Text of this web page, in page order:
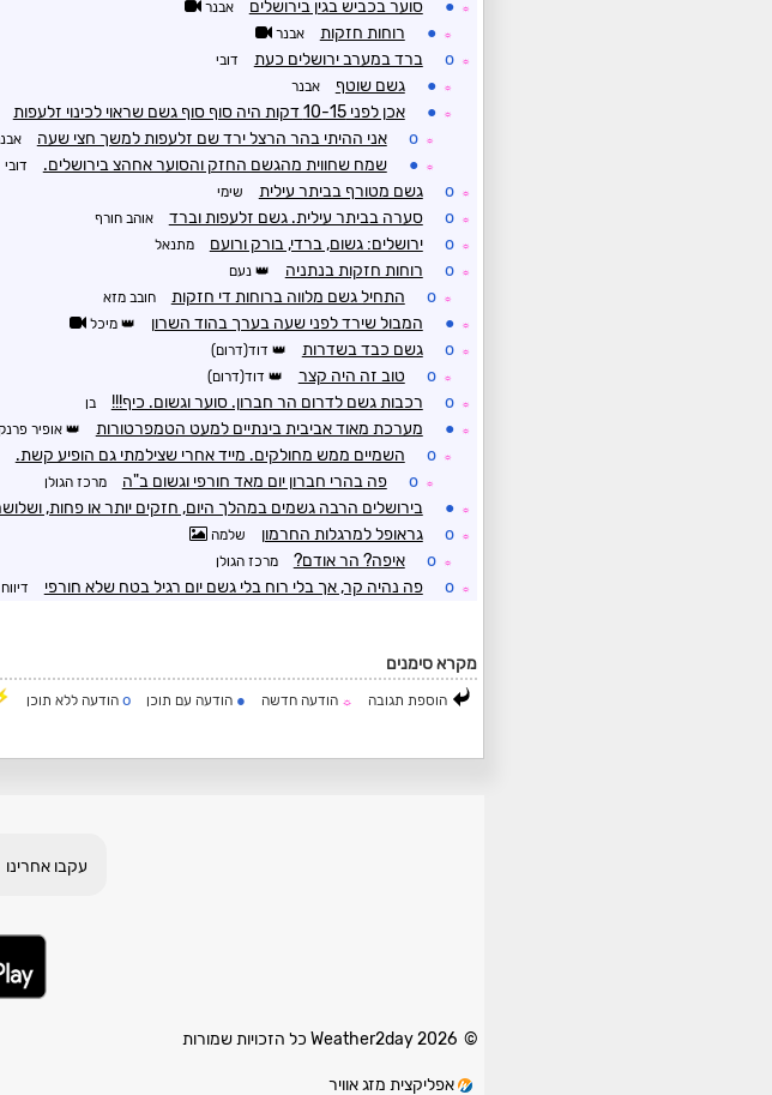
☼
● סוער בכביש בגין בירושלים אבנר
☼
● רוחות חזקות אבנר
☼
o ברד במערב ירושלים כעת דובי
☼
● גשם שוטף אבנר
☼
● אכן לפני 10-15 דקות היה סוף סוף גשם שראוי לכינוי זלעפות
☼
o אני ההיתי בהר הרצל ירד שם זלעפות למשך חצי שעה
☼
● שמח שחווית מהגשם החזק והסוער אחהצ בירושלים. דובי
☼
o גשם מטורף בביתר עילית שימי
☼
o סערה בביתר עילית. גשם זלעפות וברד אוהב חורף
☼
o ירושלים: גשום, ברדי, בורק ורועם מתנאל
☼
o רוחות חזקות בנתניה נעם
☼
o התחיל גשם מלווה ברוחות די חזקות חובב מזא
☼
● המבול שירד לפני שעה בערך בהוד השרון מיכל
☼
o גשם כבד בשדרות דוד(דרום)
☼
o טוב זה היה קצר דוד(דרום)
☼
o רכבות גשם לדרום הר חברון. סוער וגשום. כיף!!! בן
☼
● מערכת מאוד אביבית בינתיים למעט הטמפרטורות אופיר
☼
o השמיים ממש מחולקים. מייד אחרי שצילמתי גם הופיע קשת.
☼
o פה בהרי חברון יום מאד חורפי וגשום ב"ה מרכז הגולן
☼
● בירושלים הרבה גשמים במהלך היום, חזקים יותר או פחות,
☼
o גראופל למרגלות החרמון שלמה
☼
o איפה? הר אודם? מרכז הגולן
☼
o פה נהיה קר, אך בלי רוח בלי גשם יום רגיל בטח שלא חורפי
מקרא סימנים
הוספת תגובה ☼ הודעה חדשה ● הודעה עם תוכן o הודעה ללא תוכן
עקבו אחרינו
© 2026 Weather2day כל הזכויות שמורות
אפליקצית מזג אוויר